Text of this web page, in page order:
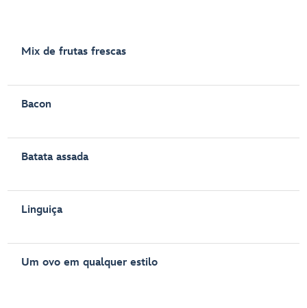
Mix de frutas frescas
Bacon
Batata assada
Linguiça
Um ovo em qualquer estilo